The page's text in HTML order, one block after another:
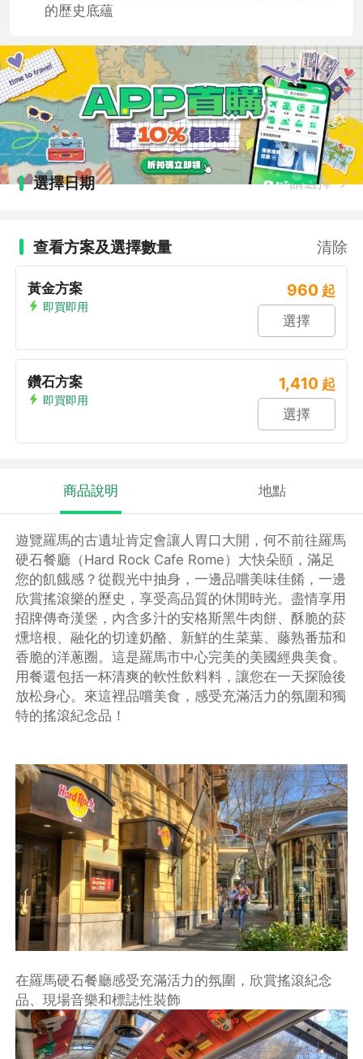
的歷史底蘊
選擇日期 請選擇
查看方案及選擇數量 清除
黃金方案
即買即用
960 起
選擇
鑽石方案
即買即用
1,410 起
選擇
商品說明 地點
遊覽羅馬的古遺址肯定會讓人胃口大開，何不前往羅馬
硬石餐廳（Hard Rock Cafe Rome）大快朵頤，滿足
您的飢餓感？從觀光中抽身，一邊品嚐美味佳餚，一邊
欣賞搖滾樂的歷史，享受高品質的休閒時光。盡情享用
招牌傳奇漢堡，內含多汁的安格斯黑牛肉餅、酥脆的菸
燻培根、融化的切達奶酪、新鮮的生菜葉、藤熟番茄和
香脆的洋蔥圈。這是羅馬市中心完美的美國經典美食。
用餐還包括一杯清爽的軟性飲料料，讓您在一天探險後
放松身心。來這裡品嚐美食，感受充滿活力的氛圍和獨
特的搖滾紀念品！
在羅馬硬石餐廳感受充滿活力的氛圍，欣賞搖滾紀念
品、現場音樂和標誌性裝飾